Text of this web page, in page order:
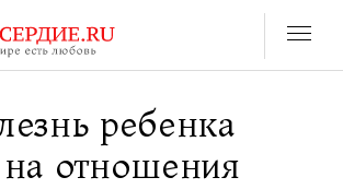
ребенка
на отношения